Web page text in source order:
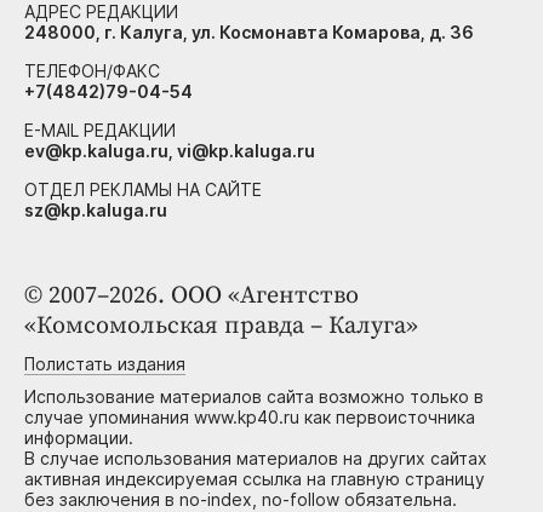
© 2007–2026. ООО «Агентство
«Комсомольская правда – Калуга»
Полистать издания
Использование материалов сайта возможно только в
случае упоминания www.kp40.ru как первоисточника
информации.
В случае использования материалов на других сайтах
активная индексируемая ссылка на главную страницу
без заключения в no-index, no-follow обязательна.
АДРЕС РЕДАКЦИИ
248000, г. Калуга, ул. Космонавта Комарова, д. 36
ТЕЛЕФОН/ФАКС
+7(4842)79-04-54
E-MAIL РЕДАКЦИИ
ev@kp.kaluga.ru, vi@kp.kaluga.ru
ОТДЕЛ РЕКЛАМЫ НА САЙТЕ
sz@kp.kaluga.ru